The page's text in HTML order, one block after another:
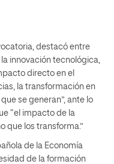
destacó entre
innovación tecnológica,
directo en el
la transformación en
se generan”, ante lo
“el impacto de la
que los transforma.”
de la Economía
de la formación